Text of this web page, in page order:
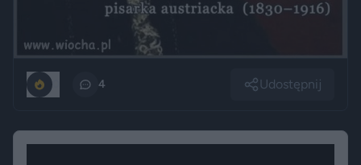
4 Udostępnij